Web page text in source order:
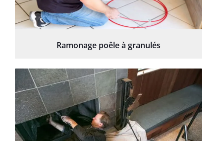
Ramonage poêle à granulés